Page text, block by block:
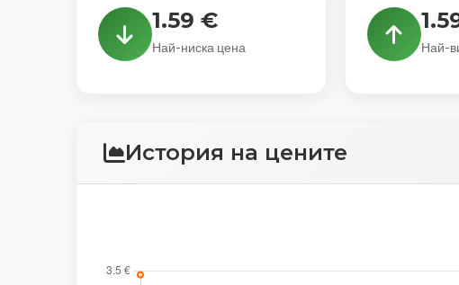
1.59 €
Най-ниска цена Най-
История на цените